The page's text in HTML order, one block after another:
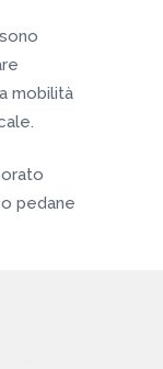
sono
mobilità
pedane